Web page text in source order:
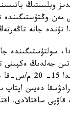
وڭتۇستىگىندە
تۇندە جانە
سولتۇستىگىندە
جەلدىڭ ەكپىنى
كۇندىز 38+
ساقتالادى.